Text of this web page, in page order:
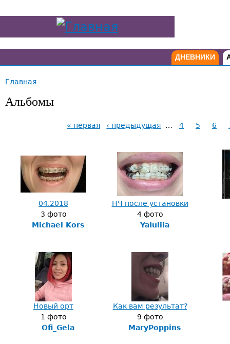
ДНЕВНИКИ
Главная
Альбомы
« первая ‹ предыдущая … 4 5 6
04.2018
3 фото
Michael Kors
НЧ после установки
4 фото
YaIuliia
Новый орт
1 фото
Ofi_Gela
Как вам результат?
9 фото
MaryPoppins